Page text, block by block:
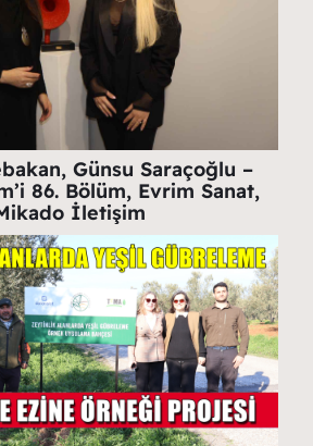
Günsu Saraçoğlu –
86. Bölüm, Evrim Sanat,
İletişim